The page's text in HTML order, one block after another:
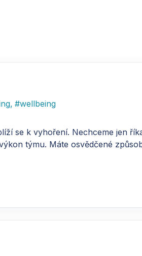
, #wellbeing
se k vyhoření. Nechceme jen
týmu. Máte osvědčené